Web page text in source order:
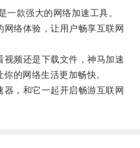
款强大的网络加速工具。
络体验，让用户畅享互联网
频还是下载文件，神马加速
的网络生活更加畅快。
，和它一起开启畅游互联网